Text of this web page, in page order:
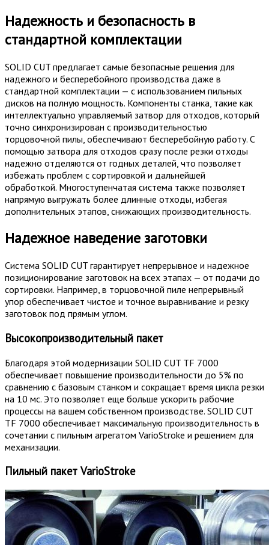
Надежность и безопасность в
стандартной комплектации
SOLID CUT предлагает самые безопасные решения для
надежного и бесперебойного производства даже в
стандартной комплектации — с использованием пильных
дисков на полную мощность. Компоненты станка, такие как
интеллектуально управляемый затвор для отходов, который
точно синхронизирован с производительностью
торцовочной пилы, обеспечивают бесперебойную работу. С
помощью затвора для отходов сразу после резки отходы
надежно отделяются от годных деталей, что позволяет
избежать проблем с сортировкой и дальнейшей
обработкой. Многоступенчатая система также позволяет
напрямую выгружать более длинные отходы, избегая
дополнительных этапов, снижающих производительность.
Надежное наведение заготовки
Система SOLID CUT гарантирует непрерывное и надежное
позиционирование заготовок на всех этапах — от подачи до
сортировки. Например, в торцовочной пиле непрерывный
упор обеспечивает чистое и точное выравнивание и резку
заготовок под прямым углом.
Высокопроизводительный пакет
Благодаря этой модернизации SOLID CUT TF 7000
обеспечивает повышение производительности до 5% по
сравнению с базовым станком и сокращает время цикла резки
на 10 мс. Это позволяет еще больше ускорить рабочие
процессы на вашем собственном производстве. SOLID CUT
TF 7000 обеспечивает максимальную производительность в
сочетании с пильным агрегатом VarioStroke и решением для
механизации.
Пильный пакет VarioStroke